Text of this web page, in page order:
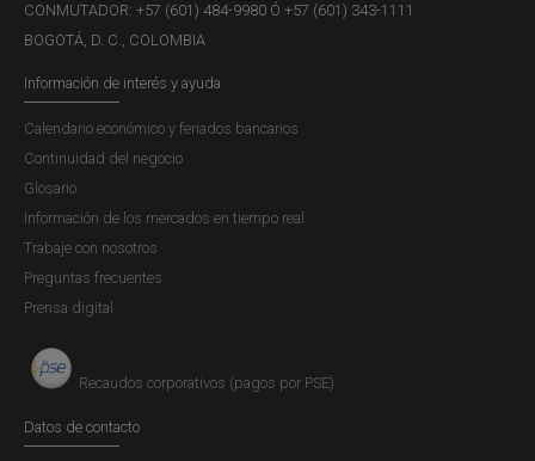
CONMUTADOR: +57 (601) 484-9980 Ó +57 (601) 343-1111
BOGOTÁ, D. C., COLOMBIA
Información de interés y ayuda
Calendario económico y feriados bancarios
Continuidad del negocio
Glosario
Información de los mercados en tiempo real
Trabaje con nosotros
Preguntas frecuentes
Prensa digital
Recaudos corporativos (pagos por PSE)
Datos de contacto